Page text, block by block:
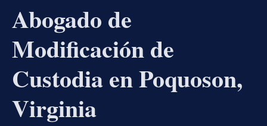
Abogado de
Modificación de
Custodia en Poquoson,
Virginia